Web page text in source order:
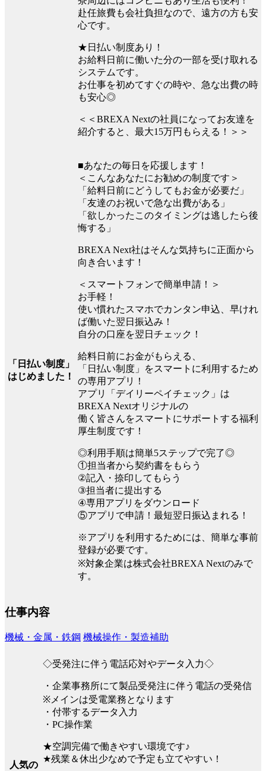
赴任旅費も会社負担なので、遠方の方も安
心です。
★日払い制度あり！
お給料日前に働いた分の一部を受け取れる
システムです。
お仕事を初めてすぐの時や、急な出費の時
も安心◎
＜＜BREXA Nextの社員になってお友達を
紹介すると、最大15万円もらえる！＞＞
「日払い制度」
はじめました！
■あなたの毎日を応援します！
＜こんなあなたにお勧めの制度です＞
「給料日前にどうしてもお金が必要だ」
「友達のお祝いで急な出費がある」
「欲しかったこのタイミングは逃したら後
悔する」
BREXA Next社はそんな気持ちに正面から
向き合います！
＜スマートフォンで簡単申請！＞
お手軽！
使い慣れたスマホでカンタン申込、早けれ
ば働いた翌日振込み！
自分の口座を翌日チェック！
給料日前にお金がもらえる、
「日払い制度」をスマートに利用するため
の専用アプリ！
アプリ「デイリーペイチェック」は
BREXA Nextオリジナルの
働く皆さんをスマートにサポートする福利
厚生制度です！
◎利用手順は簡単5ステップで完了◎
①担当者から契約書をもらう
②記入・捺印してもらう
③担当者に提出する
④専用アプリをダウンロード
⑤アプリで申請！最短翌日振込まれる！
※アプリを利用するためには、簡単な事前
登録が必要です。
※対象企業は株式会社BREXA Nextのみで
す。
仕事内容
機械・金属・鉄鋼 機械操作・製造補助
人気の
◇受発注に伴う電話応対やデータ入力◇
・企業事務所にて製品受発注に伴う電話の受発信
※メインは受電業務となります
・付帯するデータ入力
・PC操作業
★空調完備で働きやすい環境です♪
★残業＆休出少なめで予定も立てやすい！